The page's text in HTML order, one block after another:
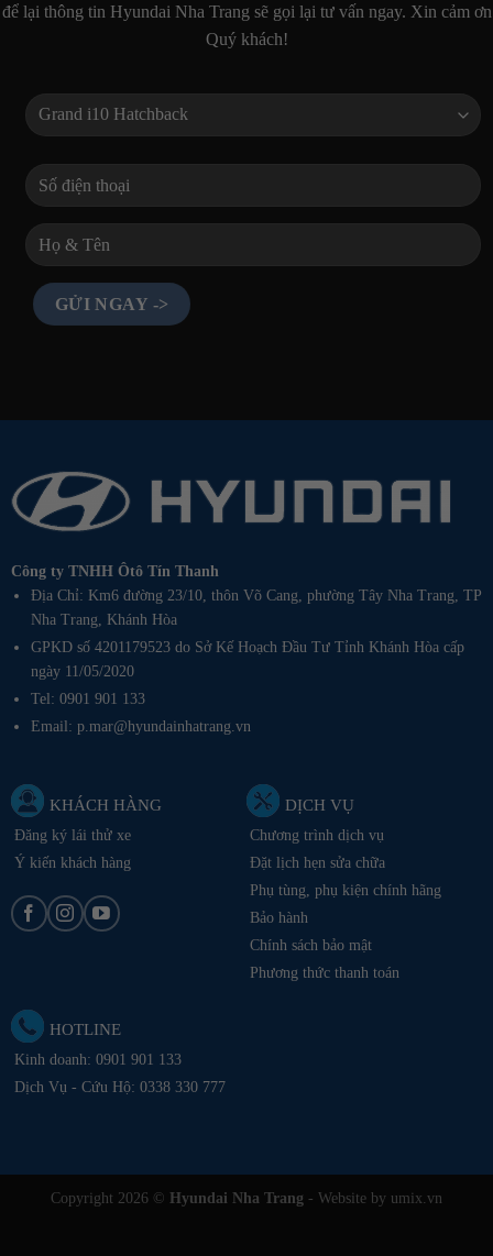
để lại thông tin Hyundai Nha Trang sẽ gọi lại tư vấn ngay. Xin cảm ơn
Quý khách!
Công ty TNHH Ôtô Tín Thanh
Địa Chỉ: Km6 đường 23/10, thôn Võ Cang, phường Tây Nha Trang, TP
Nha Trang, Khánh Hòa
GPKD số 4201179523 do Sở Kế Hoạch Đầu Tư Tỉnh Khánh Hòa cấp
ngày 11/05/2020
Tel: 0901 901 133
Email: p.mar@hyundainhatrang.vn
KHÁCH HÀNG
Đăng ký lái thử xe
Ý kiến khách hàng
DỊCH VỤ
Chương trình dịch vụ
Đặt lịch hẹn sửa chữa
Phụ tùng, phụ kiện chính hãng
Bảo hành
Chính sách bảo mật
Phương thức thanh toán
HOTLINE
Kinh doanh: 0901 901 133
Dịch Vụ - Cứu Hộ: 0338 330 777
Copyright 2026 © Hyundai Nha Trang - Website by umix.vn